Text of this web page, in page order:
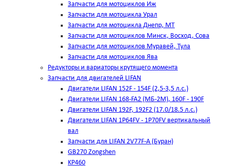
Запчасти для мотоциклов Иж
Запчасти для мотоцикла Урал
Запчасти для мотоцикла Днепр, МТ
Запчасти для мотоциклов Минск, Восход, Сова
Запчасти для мотоциклов Муравей, Тула
Запчасти для мотоциклов Ява
Редукторы и вариаторы крутящего момента
Запчасти для двигателей LIFAN
Двигатели LIFAN 152F - 154F (2,5-3,5 л.с.)
Двигатели LIFAN 168-FA2 (МБ-2М), 160F - 190F
Двигатели LIFAN 192F, 192F2 (17.0/18.5 л.с.)
Двигатели LIFAN 1Р64FV - 1Р70FV вертикальный
вал
Запчасти для LIFAN 2V77F-A (Буран)
GB270 Zongshen
KP460